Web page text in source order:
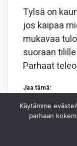
Tylsä on
jos kaipaa
mukavaa
suoraan
Parhaat
Jaa tämä:
Facebook
Käytämme
parhaan